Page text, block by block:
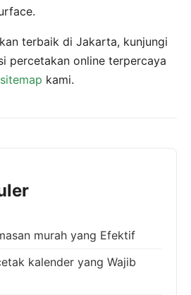
terbaik di Jakarta, kunjungi
percetakan online terpercaya
sitemap kami.
murah yang Efektif
kalender yang Wajib